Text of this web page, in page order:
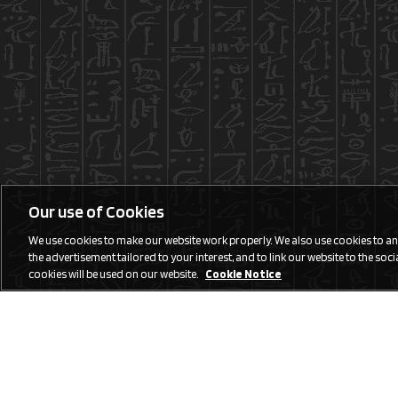
Our use of Cookies
We use cookies to make our website work properly. We also use cookies to
the advertisement tailored to your interest, and to link our website to the
cookies will be used on our website. Cookie Notice